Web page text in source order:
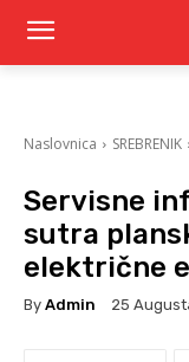
Naslovnica SREBRENIK
Servisne
sutra
električne
By Admin 25